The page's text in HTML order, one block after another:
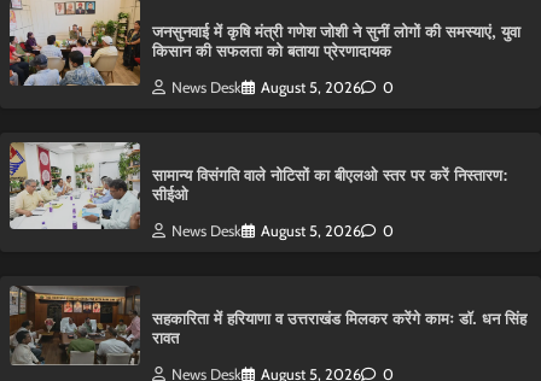
जनसुनवाई में कृषि मंत्री गणेश जोशी ने सुनीं लोगों की समस्याएं, युवा
किसान की सफलता को बताया प्रेरणादायक
News Desk August 5, 2026 0
सामान्य विसंगति वाले नोटिसों का बीएलओ स्तर पर करें निस्तारण:
सीईओ
News Desk August 5, 2026 0
सहकारिता में हरियाणा व उत्तराखंड मिलकर करेंगे कामः डाॅ. धन सिंह
रावत
News Desk August 5, 2026 0